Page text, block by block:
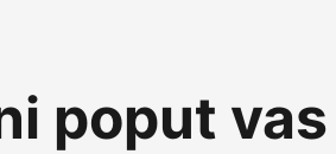
poput vas